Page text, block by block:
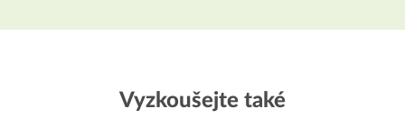
Vyzkoušejte také